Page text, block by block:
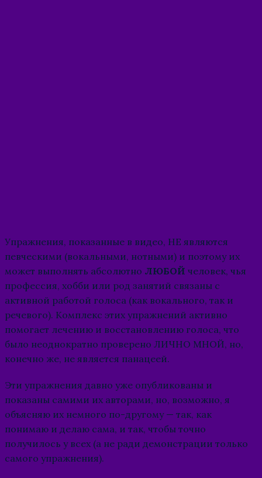
Упражнения, показанные в видео, НЕ являются
певческими (вокальными, нотными) и поэтому их
может выполнять абсолютно ЛЮБОЙ человек, чья
профессия, хобби или род занятий связаны с
активной работой голоса (как вокального, так и
речевого). Комплекс этих упражнений активно
помогает лечению и восстановлению голоса, что
было неоднократно проверено ЛИЧНО МНОЙ, но,
конечно же, не является панацеей.
Эти упражнения давно уже опубликованы и
показаны самими их авторами, но, возможно, я
объясняю их немного по-другому — так, как
понимаю и делаю сама, и так, чтобы точно
получилось у всех (а не ради демонстрации только
самого упражнения).